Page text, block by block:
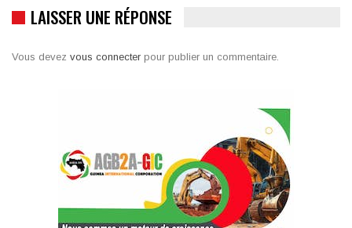
LAISSER UNE RÉPONSE
Vous devez vous connecter pour publier un commentaire.